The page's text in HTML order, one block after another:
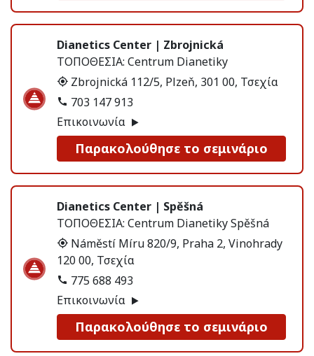
Dianetics Center | Zbrojnická
ΤΟΠΟΘΕΣΙΑ: Centrum Dianetiky
Zbrojnická 112/5, Plzeň, 301 00, Τσεχία
703 147 913
Επικοινωνία
Παρακολούθησε το σεμινάριο
Dianetics Center | Spěšná
ΤΟΠΟΘΕΣΙΑ: Centrum Dianetiky Spěšná
Náměstí Míru 820/9, Praha 2, Vinohrady
120 00, Τσεχία
775 688 493
Επικοινωνία
Παρακολούθησε το σεμινάριο